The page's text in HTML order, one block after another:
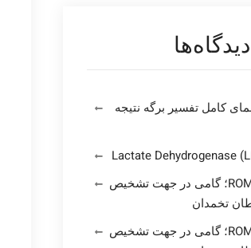
کامل تفسیر برگه نتیجه
Lactate Dehydrogenase
ROMA؛ گامی در جهت تشخیص
تخمدان
ROMA؛ گامی در جهت تشخیص